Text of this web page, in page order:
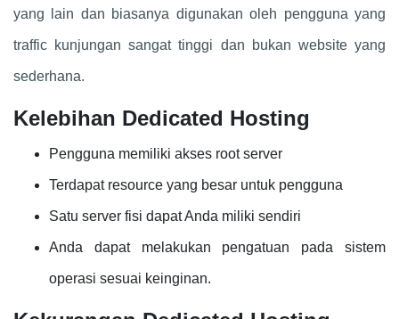
yang lain dan biasanya digunakan oleh pengguna yang
traffic kunjungan sangat tinggi dan bukan website yang
sederhana.
Kelebihan Dedicated Hosting
Pengguna memiliki akses root server
Terdapat resource yang besar untuk pengguna
Satu server fisi dapat Anda miliki sendiri
Anda dapat melakukan pengatuan pada sistem
operasi sesuai keinginan.